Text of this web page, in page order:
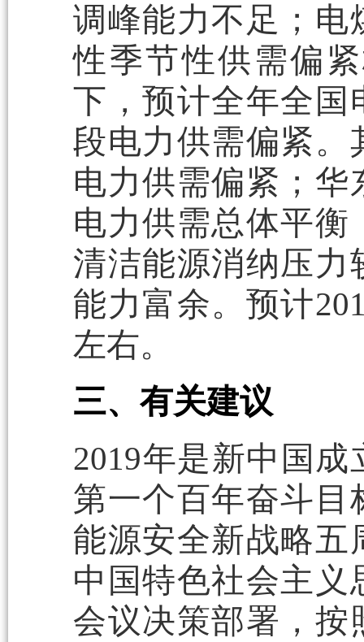
调峰能力不足；电
性季节性供需偏
下，预计全年全国
段电力供需偏紧。
电力供需偏紧；
电力供需总体平
清洁能源消纳压力
能力富余。预计
左右。
三、有关建议
2019年是新中国
第一个百年奋斗目
能源安全新战略五
中国特色社会主
会议决策部署，按